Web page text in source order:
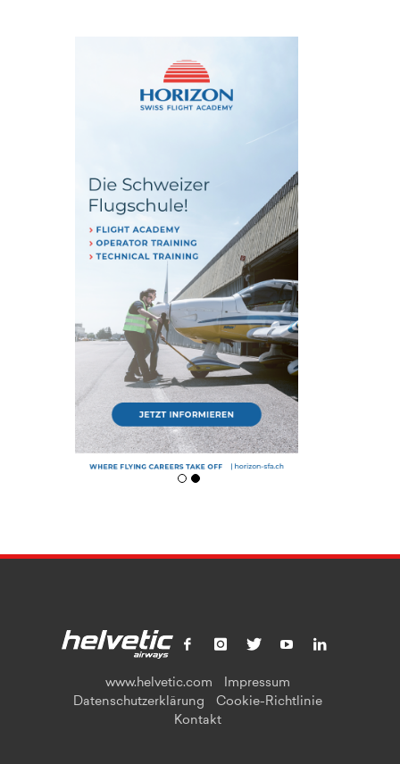
www.helvetic.com
Impressum
Datenschutzerklärung
Cookie-Richtlinie
Kontakt